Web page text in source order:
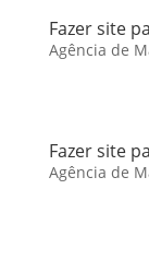
Fazer site
Agência de
Fazer site
Agência de